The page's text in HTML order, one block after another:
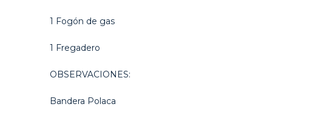
1 Fogón de gas
1 Fregadero
OBSERVACIONES:
Bandera Polaca